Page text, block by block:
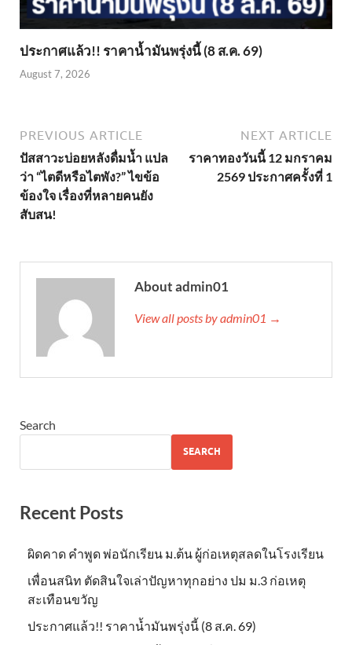
ประกาศแล้ว!! ราคาน้ำมันพรุ่งนี้ (8 ส.ค. 69)
August 7, 2026
PREVIOUS ARTICLE
ปัสสาวะบ่อยหลังดื่มน้ำ แปล
ว่า “ไตดีหรือไตพัง?” ไขข้อ
ข้องใจ เรื่องที่หลายคนยัง
สับสน!
NEXT ARTICLE
ราคาทองวันนี้ 12 มกราคม
2569 ประกาศครั้งที่ 1
About admin01
View all posts by admin01 →
Search
SEARCH
Recent Posts
ผิดคาด คำพูด พ่อนักเรียน ม.ต้น ผู้ก่อเหตุสลดในโรงเรียน
เพื่อนสนิท ตัดสินใจเล่าปัญหาทุกอย่าง ปม ม.3 ก่อเหตุ
สะเทือนขวัญ
ประกาศแล้ว!! ราคาน้ำมันพรุ่งนี้ (8 ส.ค. 69)